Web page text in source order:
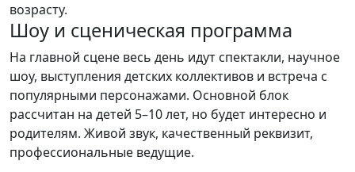
возрасту.
Шоу и сценическая программа
На главной сцене весь день идут спектакли, научное
шоу, выступления детских коллективов и встреча с
популярными персонажами. Основной блок
рассчитан на детей 5–10 лет, но будет интересно и
родителям. Живой звук, качественный реквизит,
профессиональные ведущие.